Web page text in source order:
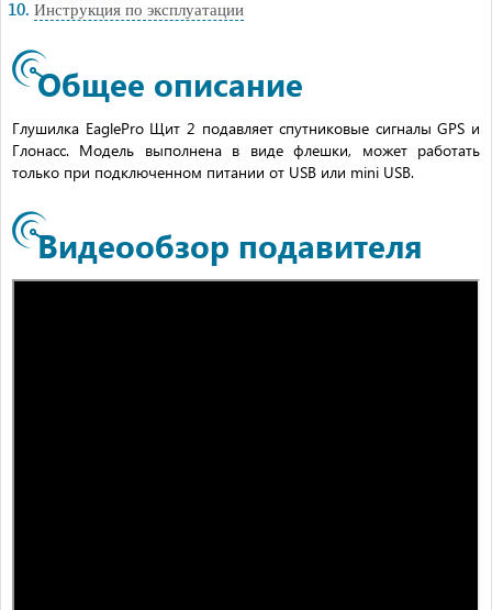
Инструкция по эксплуатации
Общее описание
Глушилка EaglePro Щит 2 подавляет спутниковые сигналы GPS и
Глонасс. Модель выполнена в виде флешки, может работать
только при подключенном питании от USB или mini USB.
Видеообзор подавителя